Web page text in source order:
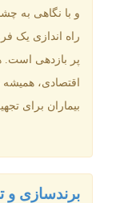
و با نگاهی به
راه اندازی یک
پر بازدهی است.
اقتصادی،
بیماران برای
برندسازی